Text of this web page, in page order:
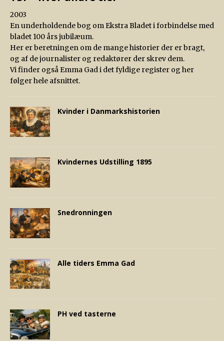
2003
En underholdende bog om Ekstra Bladet i forbindelse med
bladet 100 års jubilæum.
Her er beretningen om de mange historier der er bragt,
og af de journalister og redaktører der skrev dem.
Vi finder også Emma Gad i det fyldige register og her
følger hele afsnittet.
Kvinder i Danmarkshistorien
Kvindernes Udstilling 1895
Snedronningen
Alle tiders Emma Gad
PH ved tasterne